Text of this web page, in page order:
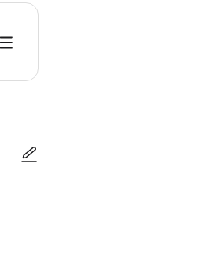
가 최소 연령은 만 10세입니다 • 채식주의